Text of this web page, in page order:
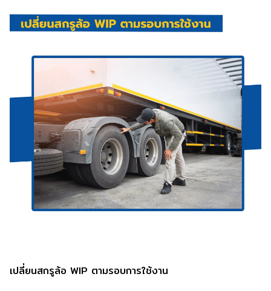
เปลี่ยนสกรูล้อ WIP ตามรอบการใช้งาน